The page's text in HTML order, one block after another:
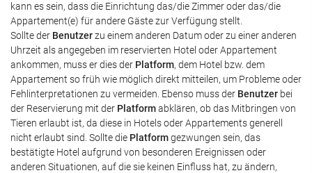
kann es sein, dass die Einrichtung das/die Zimmer oder das/die
Appartement(e) für andere Gäste zur Verfügung stellt.
Sollte der Benutzerzu einem anderen Datum oder zu einer anderen
Uhrzeit als angegeben im reservierten Hotel oder Appartement
ankommen, muss er dies der Platform, dem Hotel bzw. dem
Appartement so früh wie möglich direkt mitteilen, um Probleme oder
Fehlinterpretationen zu vermeiden. Ebenso muss der Benutzer bei
der Reservierung mit der Platformabklären, ob das Mitbringen von
Tieren erlaubt ist, da diese in Hotels oder Appartements generell
nicht erlaubt sind. Sollte die Platformgezwungen sein, das
bestätigte Hotel aufgrund von besonderen Ereignissen oder
anderen Situationen, auf die sie keinen Einfluss hat, zu ändern,